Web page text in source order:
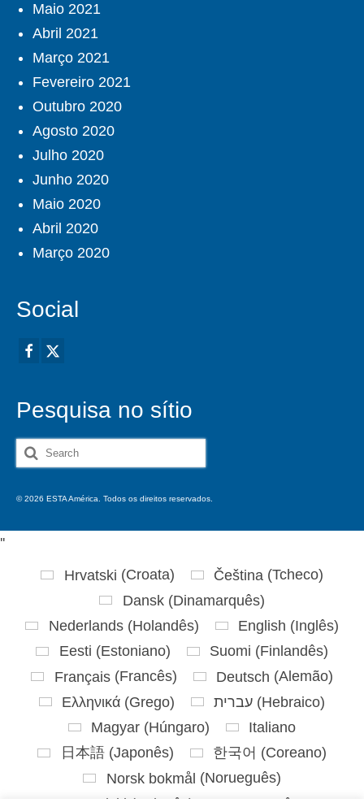
Maio 2021
Abril 2021
Março 2021
Fevereiro 2021
Outubro 2020
Agosto 2020
Julho 2020
Junho 2020
Maio 2020
Abril 2020
Março 2020
Social
Pesquisa no sítio
Search
© 2026 ESTA América. Todos os direitos reservados.
''
Hrvatski (Croata) Čeština (Tcheco)
Dansk(Dinamarquês)
Nederlands(Holandês) English (Inglês)
Eesti (Estoniano) Suomi (Finlandês)
Français(Francês) Deutsch (Alemão)
Ελληνικά (Grego) עברית (Hebraico)
Magyar (Húngaro)
Italiano
日本語(Japonês) 한국어 (Coreano)
Norsk bokmål (Norueguês)
Polski ( Polonês ) Português